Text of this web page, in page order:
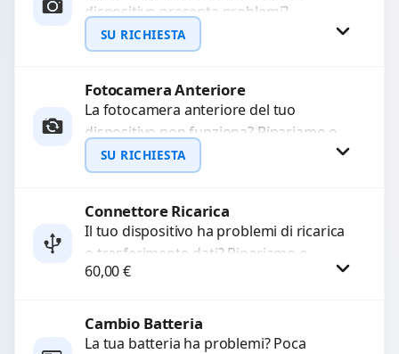
dispositivo presenta problemi?
Interveniamo per risolvere guasti come
immagini sfocate, messa a fuoco non
SU RICHIESTA
Richiedi Preventivo
WhatsApp
Fotocamera Anteriore
La fotocamera anteriore del tuo
dispositivo non funziona? Ripariamo o
sostituiamo fotocamere guaste con
problemi come immagini sfocate, messa
SU RICHIESTA
Richiedi Preventivo
WhatsApp
Connettore Ricarica
Il tuo dispositivo ha problemi di ricarica
o trasferimento dati? Ripariamo o
sostituiamo connettori di ricarica guasti,
60,00€
Procedi
Cambio Batteria
La tua batteria ha problemi? Poca